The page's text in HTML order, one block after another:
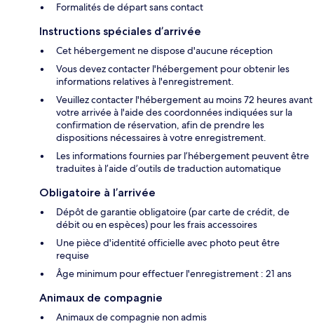
Formalités de départ sans contact
Instructions spéciales d’arrivée
Cet hébergement ne dispose d'aucune réception
Vous devez contacter l'hébergement pour obtenir les
informations relatives à l'enregistrement.
Veuillez contacter l'hébergement au moins 72 heures avant
votre arrivée à l'aide des coordonnées indiquées sur la
confirmation de réservation, afin de prendre les
dispositions nécessaires à votre enregistrement.
Les informations fournies par l’hébergement peuvent être
traduites à l’aide d’outils de traduction automatique
Obligatoire à l’arrivée
Dépôt de garantie obligatoire (par carte de crédit, de
débit ou en espèces) pour les frais accessoires
Une pièce d'identité officielle avec photo peut être
requise
Âge minimum pour effectuer l'enregistrement : 21 ans
Animaux de compagnie
Animaux de compagnie non admis